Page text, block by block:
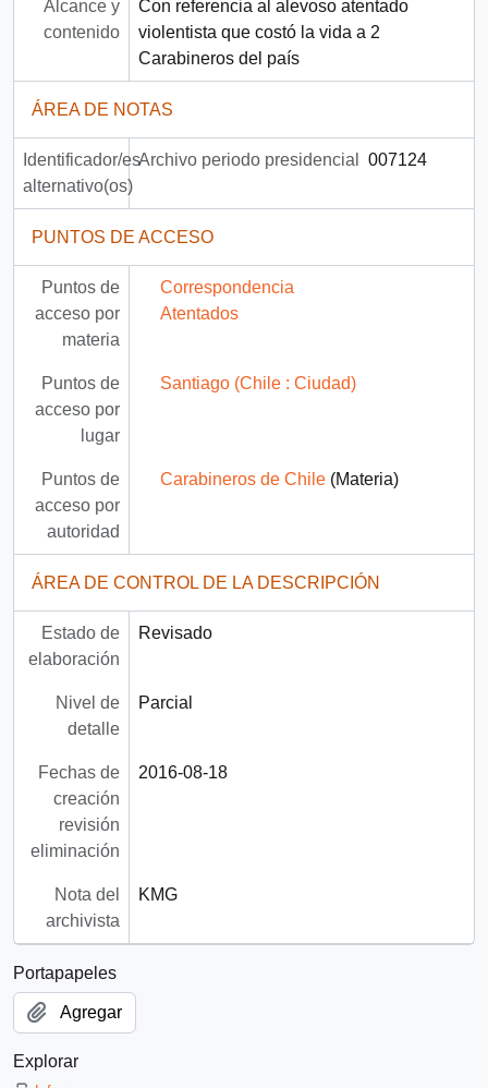
Alcance y
contenido
Con referencia al alevoso atentado
violentista que costó la vida a 2
Carabineros del país
ÁREA DE NOTAS
Identificador/es
alternativo(os)
Archivo periodo presidencial 007124
PUNTOS DE ACCESO
Puntos de
acceso por
materia
Correspondencia
Atentados
Puntos de
acceso por
lugar
Santiago (Chile : Ciudad)
Puntos de
acceso por
autoridad
Carabineros de Chile(Materia)
ÁREA DE CONTROL DE LA DESCRIPCIÓN
Estado de
elaboración
Revisado
Nivel de
detalle
Parcial
Fechas de
creación
revisión
eliminación
2016-08-18
Nota del
archivista
KMG
Portapapeles
Agregar
Explorar